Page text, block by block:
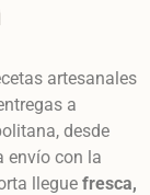
artesanales
a
desde
envío con la
llegue fresca,